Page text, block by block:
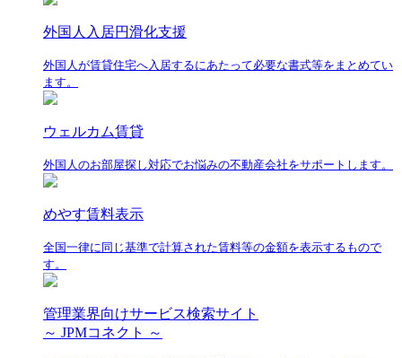
外国人入居円滑化支援
外国人が賃貸住宅へ入居するにあたって必要な書式等をまとめてい
ます。
ウェルカム賃貸
外国人のお部屋探し対応でお悩みの不動産会社をサポートします。
めやす賃料表示
全国一律に同じ基準で計算された賃料等の金額を表示するもので
す。
管理業界向けサービス検索サイト
～ JPMコネクト ～